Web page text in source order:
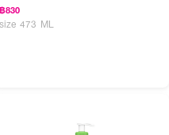
฿830
size 473 ML